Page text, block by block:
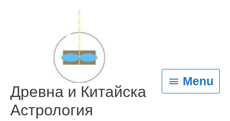
Древна и Китайска
Астрология
Menu